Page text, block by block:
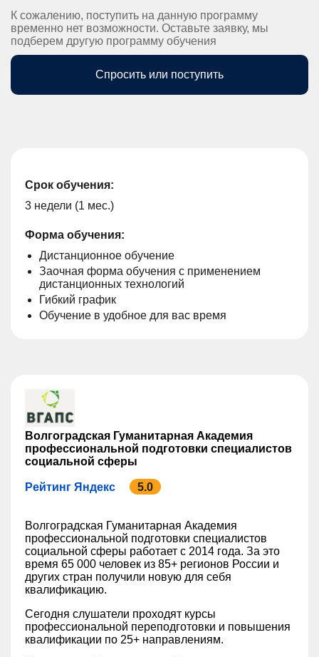
К сожалению, поступить на данную программу
временно нет возможности. Оставьте заявку, мы
подберем другую программу обучения
Спросить или поступить
Срок обучения:
3 недели (1 мес.)
Форма обучения:
Дистанционное обучение
Заочная форма обучения с применением
дистанционных технологий
Гибкий график
Обучение в удобное для вас время
Волгоградская Гуманитарная Академия
профессиональной подготовки специалистов
социальной сферы
Рейтинг Яндекс 5.0
Волгоградская Гуманитарная Академия
профессиональной подготовки специалистов
социальной сферы работает с 2014 года. За это
время 65 000 человек из 85+ регионов России и
других стран получили новую для себя
квалификацию.
Сегодня слушатели проходят курсы
профессиональной переподготовки и повышения
квалификации по 25+ направлениям.